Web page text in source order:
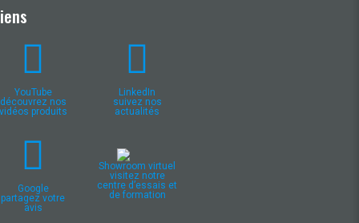
YouTube
découvrez nos
produits
LinkedIn
suivez nos
actualités
Google
partagez votre
avis
Showroom virtuel
visitez notre
centre d’essais et
de formation